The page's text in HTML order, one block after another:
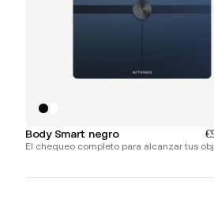
Body Smart negro
El chequeo completo para alcanzar tus